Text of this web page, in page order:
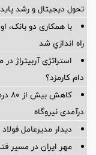
تحول دیجیتال و رشد
با همکاری دو بانک،
راه اندازي شد
استراتژی آربیتراژ
دام کارمزد؟
درآمدی نیروگاه
دیدار مدیرعامل